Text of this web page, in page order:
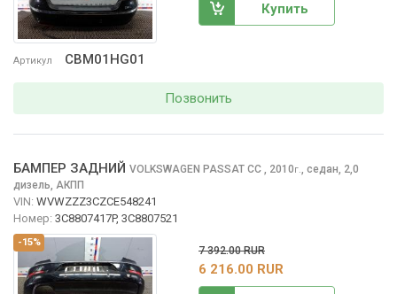
Артикул CBM01HG01
Купить
Позвонить
-15%
БАМПЕР ЗАДНИЙ VOLKSWAGEN PASSAT CC , 2010г., седан, 2,0
дизель, АКПП
VIN: WVWZZZ3CZCE548241
Номер: 3C8807417P, 3C8807521
7 392.00 RUR
6 216.00 RUR